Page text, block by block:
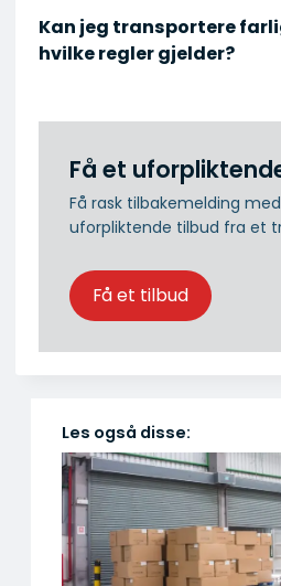
Kan jeg transportere
hvilke regler gjelder?
Få et
Få rask tilbakemelding
uforpliktende tilbud fra et
Få et tilbud
Les også disse: